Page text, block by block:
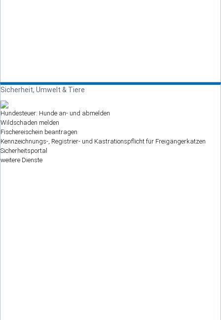
Sicherheit, Umwelt & Tiere
Hundesteuer: Hunde an- und abmelden
Wildschaden melden
Fischereischein beantragen
Kennzeichnungs-, Registrier- und Kastrationspflicht für Freigängerkatzen
Sicherheitsportal
weitere Dienste